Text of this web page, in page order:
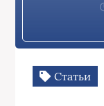
Статьи